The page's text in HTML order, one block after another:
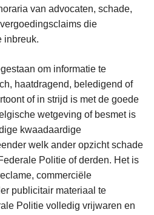
van advocaten, schade,
die
inbreuk.
om informatie te
haatdragend, beledigend of
of in strijd is met de goede
wetgeving of besmet is
kwaadaardige
welk ander opzicht schade
Politie of derden. Het is
commerciële
publicitair materiaal te
Politie volledig vrijwaren en